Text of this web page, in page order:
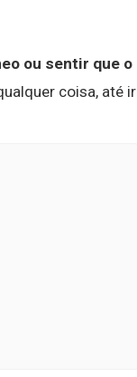
ou sentir que o
coisa, até ir